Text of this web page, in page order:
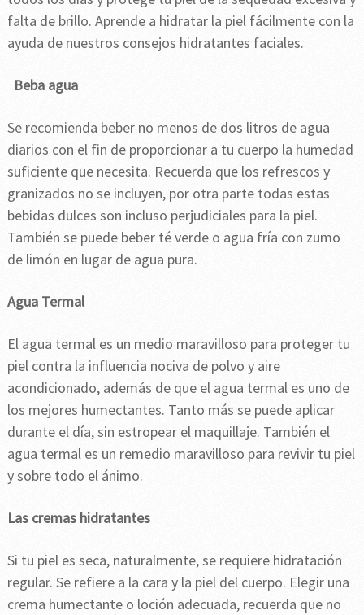
falta de brillo. Aprende a hidratar la piel fácilmente con la
ayuda de nuestros consejos hidratantes faciales.
Beba agua
Se recomienda beber no menos de dos litros de agua
diarios con el fin de proporcionar a tu cuerpo la humedad
suficiente que necesita. Recuerda que los refrescos y
granizados no se incluyen, por otra parte todas estas
bebidas dulces son incluso perjudiciales para la piel.
También se puede beber té verde o agua fría con zumo
de limón en lugar de agua pura.
Agua Termal
El agua termal es un medio maravilloso para proteger tu
piel contra la influencia nociva de polvo y aire
acondicionado, además de que el agua termal es uno de
los mejores humectantes. Tanto más se puede aplicar
durante el día, sin estropear el maquillaje. También el
agua termal es un remedio maravilloso para revivir tu piel
y sobre todo el ánimo.
Las cremas hidratantes
Si tu piel es seca, naturalmente, se requiere hidratación
regular. Se refiere a la cara y la piel del cuerpo. Elegir una
crema humectante o loción adecuada, recuerda que no